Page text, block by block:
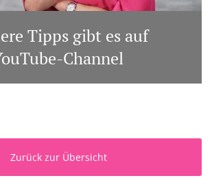
Tipps gibt es auf
Channel
Zurück zur Übersicht